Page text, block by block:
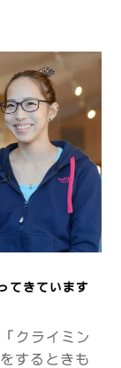
てきています
クライミン
するときも